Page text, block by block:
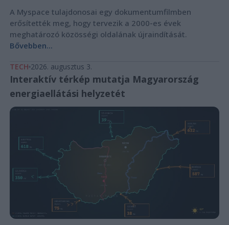
A Myspace tulajdonosai egy dokumentumfilmben
erősítették meg, hogy tervezik a 2000-es évek
meghatározó közösségi oldalának újraindítását.
Bővebben...
TECH 2026. augusztus 3.
Interaktív térkép mutatja Magyarország
energiaellátási helyzetét